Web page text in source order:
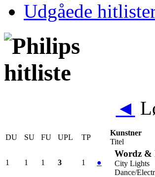
Udgåede
◄
DU SU FU UPL TP
Kunstner
Titel
1 1 1 3 1 ●
Wordz &
City Lights
Dance/